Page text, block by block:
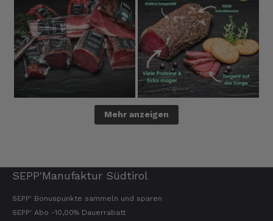
Mehr anzeigen
SEPP'Manufaktur Südtirol
SEPP' Bonuspunkte sammeln und sparen
SEPP' Abo -10,00% Dauerrabatt